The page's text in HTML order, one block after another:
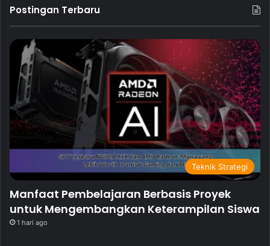
Postingan Terbaru
Teknik Strategi
Manfaat Pembelajaran Berbasis Proyek
untuk Mengembangkan Keterampilan Siswa
1 hari ago